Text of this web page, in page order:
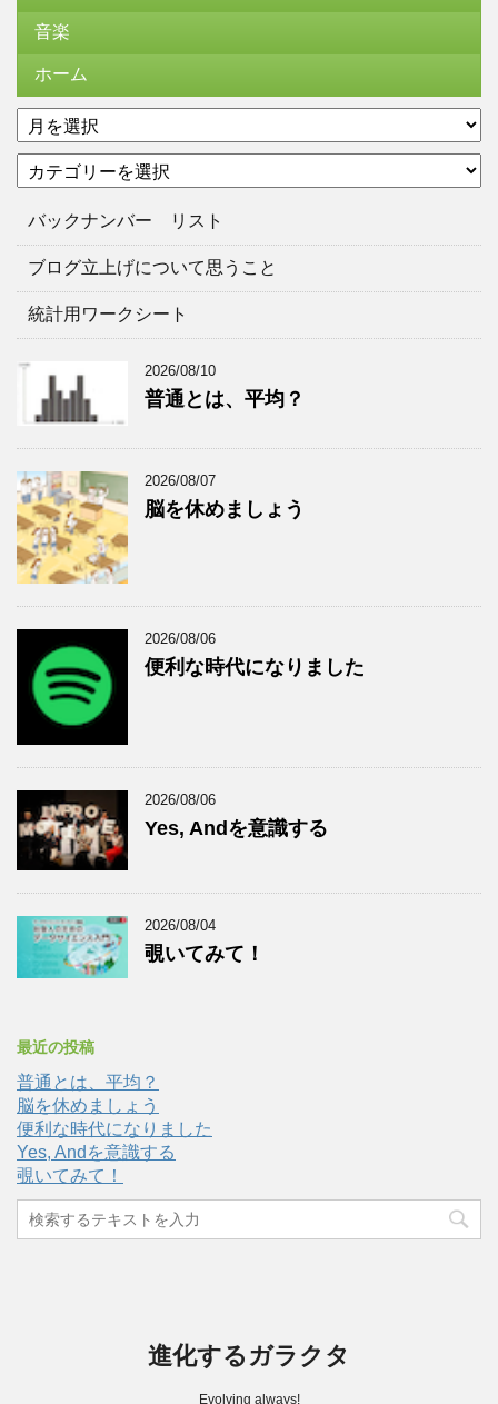
音楽
ホーム
ア
ー
イ
テ
リ
バックナンバー リスト
ブログ立上げについて思うこと
統計用ワークシート
2026/08/10
普通とは、平均？
2026/08/07
脳を休めましょう
2026/08/06
便利な時代になりました
2026/08/06
Yes, Andを意識する
2026/08/04
覗いてみて！
最近の投稿
普通とは、平均？
脳を休めましょう
便利な時代になりました
Yes, Andを意識する
覗いてみて！
進化するガラクタ
Evolving always!